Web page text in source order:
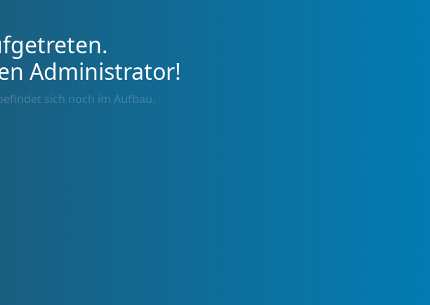
Administrator!
sich noch im Aufbau.